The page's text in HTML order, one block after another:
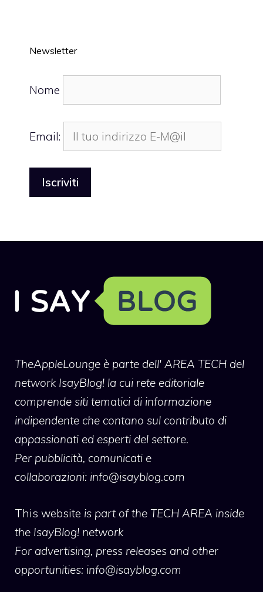
Newsletter
Nome
Email:
TheAppleLounge è parte dell' AREA TECH del
network IsayBlog! la cui rete editoriale
comprende siti tematici di informazione
indipendente che contano sul contributo di
appassionati ed esperti del settore.
Per pubblicità, comunicati e
collaborazioni: info@isayblog.com
This website is part of the TECH AREA inside
the IsayBlog! network
For advertising, press releases and other
opportunities: info@isayblog.com